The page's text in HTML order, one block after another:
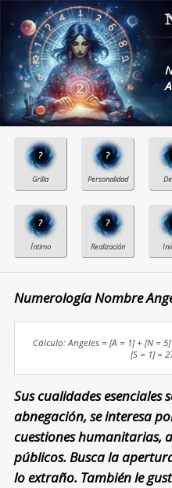
? ?
? ?
Numerología Nombre
Cálculo: Angeles = [A = 1] + [N =
[S = 1] =
Sus cualidades
abnegación, se interesa
cuestiones humanitarias,
públicos. Busca la
lo extraño. También le